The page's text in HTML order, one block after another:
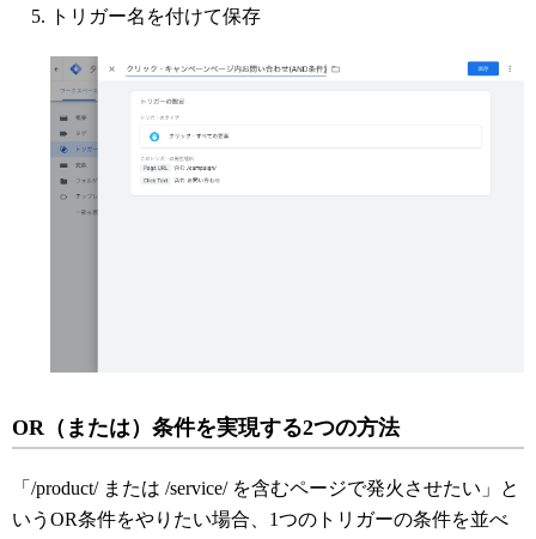
トリガー名を付けて保存
OR（または）条件を実現する2つの方法
「/product/ または /service/ を含むページで発火させたい」と
いうOR条件をやりたい場合、1つのトリガーの条件を並べ